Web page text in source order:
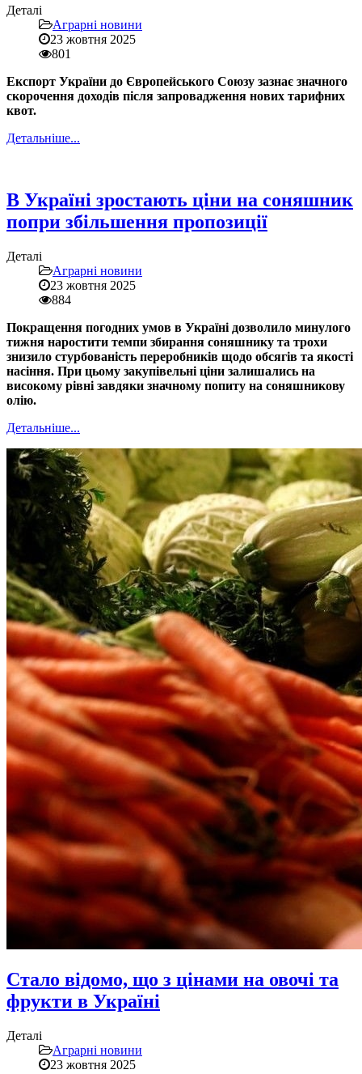
Деталі
Аграрні новини
23 жовтня 2025
801
Експорт України до Європейського Союзу зазнає значного
скорочення доходів після запровадження нових тарифних
квот.
Детальніше...
В Україні зростають ціни на соняшник
попри збільшення пропозиції
Деталі
Аграрні новини
23 жовтня 2025
884
Покращення погодних умов в Україні дозволило минулого
тижня наростити темпи збирання соняшнику та трохи
знизило стурбованість переробників щодо обсягів та якості
насіння. При цьому закупівельні ціни залишались на
високому рівні завдяки значному попиту на соняшникову
олію.
Детальніше...
Стало відомо, що з цінами на овочі та
фрукти в Україні
Деталі
Аграрні новини
23 жовтня 2025